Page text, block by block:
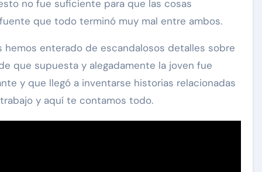
no fue suficiente para que las cosas
que todo terminó muy mal entre ambos.
hemos enterado de escandalosos detalles sobre
que supuesta y alegadamente la joven fue
y que llegó a inventarse historias relacionadas
y aquí te contamos todo.